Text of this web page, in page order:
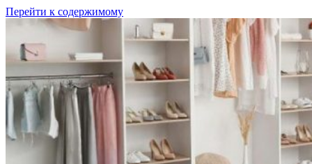
Перейти к содержимому